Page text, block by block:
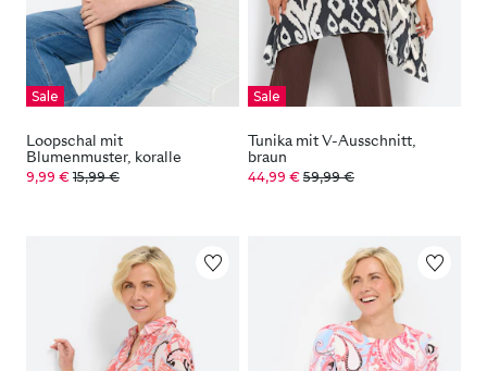
Sale
Loopschal mit
Blumenmuster, koralle
9,99 € 15,99 €
Sale
Tunika mit V-Ausschnitt,
braun
44,99 € 59,99 €